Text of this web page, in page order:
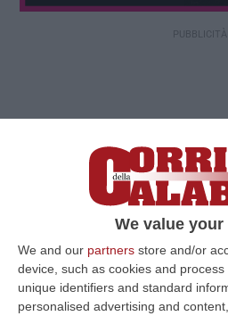
We value
We and our partners store and/or
device, such as cookies and
unique identifiers and standard
personalised advertising and